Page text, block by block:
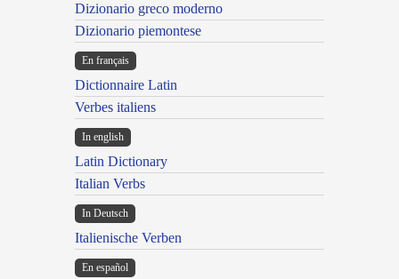
Dizionario greco moderno
Dizionario piemontese
En français
Dictionnaire Latin
Verbes italiens
In english
Latin Dictionary
Italian Verbs
In Deutsch
Italienische Verben
En español